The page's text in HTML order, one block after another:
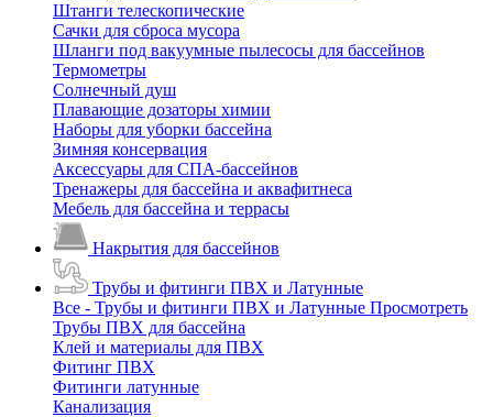
Штанги телескопические
Сачки для сброса мусора
Шланги под вакуумные пылесосы для бассейнов
Термометры
Солнечный душ
Плавающие дозаторы химии
Наборы для уборки бассейна
Зимняя консервация
Аксессуары для СПА-бассейнов
Тренажеры для бассейна и аквафитнеса
Мебель для бассейна и террасы
Накрытия для бассейнов
Трубы и фитинги ПВХ и Латунные
Все - Трубы и фитинги ПВХ и Латунные Просмотреть
Трубы ПВХ для бассейна
Клей и материалы для ПВХ
Фитинг ПВХ
Фитинги латунные
Канализация